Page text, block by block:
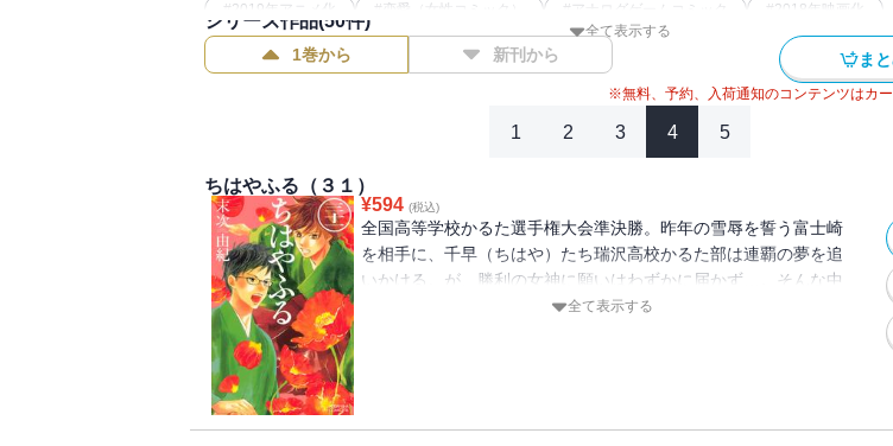
#2019年アニメ化 # 恋愛（女性コミック） # アナログゲームコミック #2018年映画化
#幼馴染（女性コミック） #スポーツ漫画 #女子高生（女性コミック） #百人一首 #
全て表示する
シリーズ作品(50件)
1巻から 新刊から ま
※無料、予約、入荷通知のコンテンツはカー
1 2 3 4 5
ちはやふる（３１）
¥594 (税込)
全国高等学校かるた選手権大会準決勝。昨年の雪辱を誓う富士崎
を相手に、千早（ちはや）たち瑞沢高校かるた部は連覇の夢を追
いかける。が、勝利の女神に願いはわずかに届かず…。そんな中
で残された、3位決定戦というチャンス。大好きなかるたを、も
全て表示する